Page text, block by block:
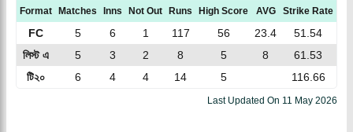
Format Matches Inns Not Out Runs High Score AVG Strike Rate
FC 5 6 1 117 56 23.4 51.54
লিস্ট এ
5 3 2 8 5 8 61.53
টি২০
6 4 4 14 5 116.66
Last Updated On 11 May 2026